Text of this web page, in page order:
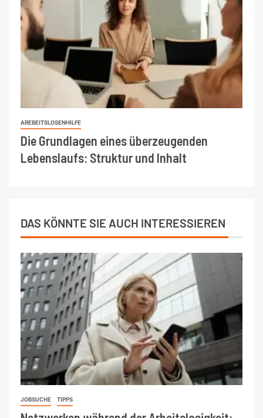
AREBEITSLOSENHILFE
Die Grundlagen eines überzeugenden
Lebenslaufs: Struktur und Inhalt
DAS KÖNNTE SIE AUCH INTERESSIEREN
JOBSUCHE TIPPS